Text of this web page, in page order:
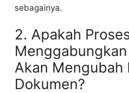
sebagainya.
2. Apakah
Menggabungkan
Akan Mengubah
Dokumen?